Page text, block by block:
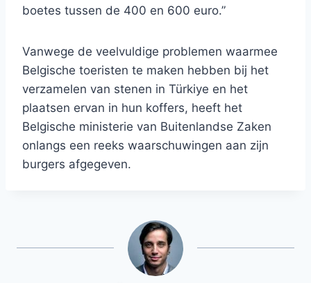
boetes tussen de 400 en 600 euro.”
Vanwege de veelvuldige problemen waarmee
Belgische toeristen te maken hebben bij het
verzamelen van stenen in Türkiye en het
plaatsen ervan in hun koffers, heeft het
Belgische ministerie van Buitenlandse Zaken
onlangs een reeks waarschuwingen aan zijn
burgers afgegeven.